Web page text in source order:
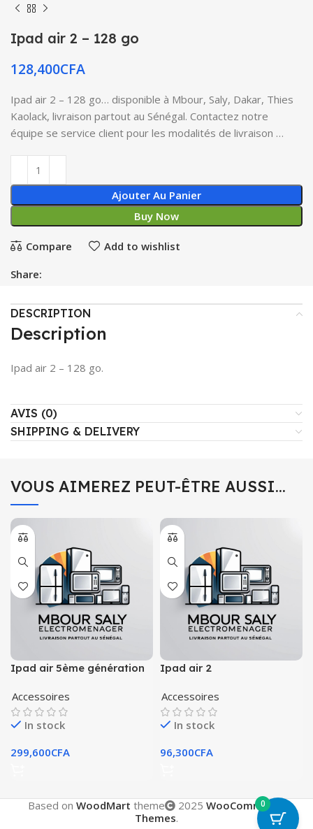
Ipad air 2 – 128 go
128,400CFA
Ipad air 2 – 128 go… disponible à Mbour, Saly, Dakar, Thies
Kaolack, livraison partout au Sénégal. Contactez notre
équipe se service client pour les modalités de livraison …
Ajouter Au Panier
Buy Now
Compare Add to wishlist
Share:
DESCRIPTION
Description
Ipad air 2 – 128 go.
AVIS (0)
SHIPPING & DELIVERY
VOUS AIMEREZ PEUT-ÊTRE AUSSI…
Ipad air 5ème génération
Accessoires
In stock
299,600CFA
Ipad air 2
Accessoires
In stock
96,300CFA
Based on WoodMart theme 2025 WooCommerce
Themes.
0